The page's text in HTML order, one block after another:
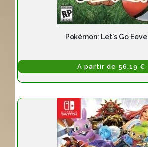
Pokémon: Let's Go
A partir de 56,19 €